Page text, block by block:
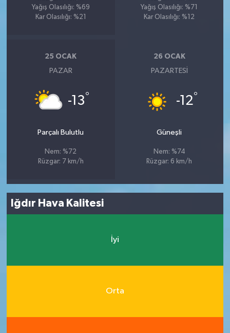
Yağış Olasılığı: %69
Kar Olasılığı: %21
Yağış Olasılığı: %71
Kar Olasılığı: %12
25 OCAK
PAZAR
-13°
Parçalı Bulutlu
Nem: %72
Rüzgar: 7 km/h
26 OCAK
PAZARTESI
-12°
Güneşli
Nem: %74
Rüzgar: 6 km/h
Iğdır Hava Kalitesi
İyi
Orta